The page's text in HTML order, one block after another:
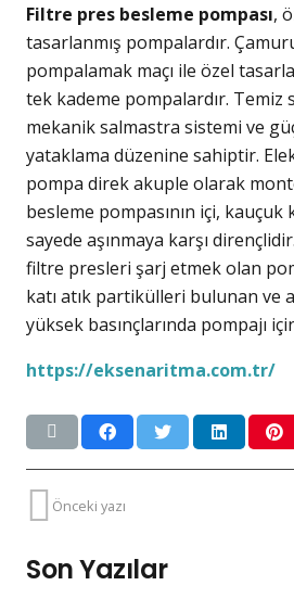
Filtre pres besleme pompası,
tasarlanmış pompalardır.
pompalamak maçı ile özel
tek kademe pompalardır. Temiz
mekanik salmastra sistemi ve
yataklama düzenine sahiptir.
pompa direk akuple olarak
besleme pompasının içi, kauçuk
sayede aşınmaya karşı
filtre presleri şarj etmek olan
katı atık partikülleri bulunan ve
yüksek basınçlarında pompajı
https://eksenaritma.com.tr/
Önceki yazı
Son Yazılar